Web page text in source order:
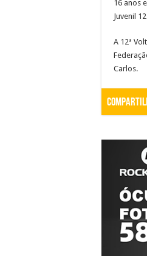
16 anos
Juvenil
A 12ª
Carlos.